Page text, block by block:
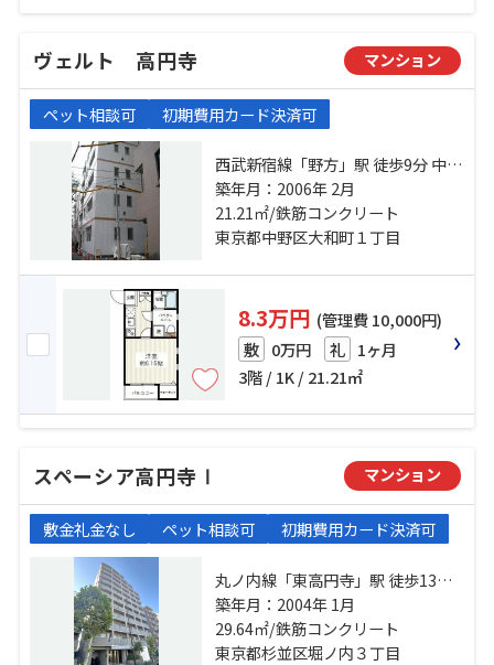
ヴェルト 高円寺 マンション
ペット相談可 初期費用カード決済可
西武新宿線「野方」駅 徒歩9分 中央
線「高円寺」駅 徒歩10分 中央線
「中野」駅 徒歩22分
築年月：2006年 2月
21.21㎡/鉄筋コンクリート
東京都中野区大和町１丁目
8.3万円 (管理費 10,000円)
敷 0万円 礼 1ヶ月
3階 / 1K / 21.21㎡
スペーシア高円寺Ⅰ マンション
敷金礼金なし ペット相談可 初期費用カード決済可
丸ノ内線「東高円寺」駅 徒歩13分
丸ノ内方南支線「方南町」駅 徒歩
10分 中央線「高円寺」駅 徒歩22分
築年月：2004年 1月
29.64㎡/鉄筋コンクリート
東京都杉並区堀ノ内３丁目